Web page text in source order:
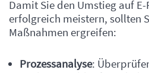
Damit Sie den Umstieg auf E-
erfolgreich meistern, sollten
Maßnahmen ergreifen:
Inhalt
Prozessanalyse: